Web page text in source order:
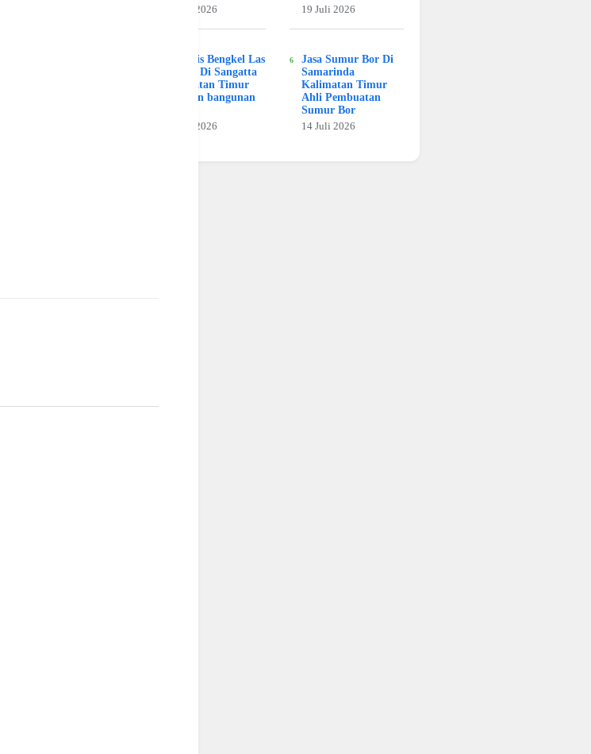
31 Juli 2026
19 Juli 2026
Spesialis Bengkel Las
Murah Di Sangatta
Kalimatan Timur
Hamran bangunan
19 Juli 2026
Jasa Sumur Bor Di
Samarinda
Kalimatan Timur
Ahli Pembuatan
Sumur Bor
14 Juli 2026